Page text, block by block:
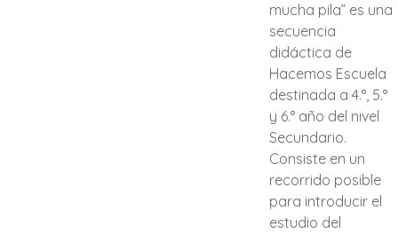
mucha pila” es una
secuencia
didáctica de
Hacemos Escuela
destinada a 4.°, 5.°
y 6.° año del nivel
Secundario.
Consiste en un
recorrido posible
para introducir el
estudio del